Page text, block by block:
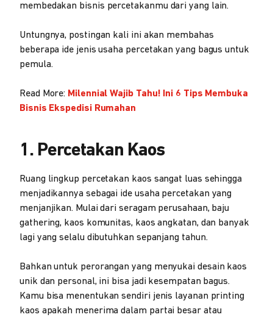
membedakan bisnis percetakanmu dari yang lain.
Untungnya, postingan kali ini akan membahas
beberapa ide jenis usaha percetakan yang bagus untuk
pemula.
Read More: Milennial Wajib Tahu! Ini 6 Tips Membuka
Bisnis Ekspedisi Rumahan
1. Percetakan Kaos
Ruang lingkup percetakan kaos sangat luas sehingga
menjadikannya sebagai ide usaha percetakan yang
menjanjikan. Mulai dari seragam perusahaan, baju
gathering, kaos komunitas, kaos angkatan, dan banyak
lagi yang selalu dibutuhkan sepanjang tahun.
Bahkan untuk perorangan yang menyukai desain kaos
unik dan personal, ini bisa jadi kesempatan bagus.
Kamu bisa menentukan sendiri jenis layanan printing
kaos apakah menerima dalam partai besar atau